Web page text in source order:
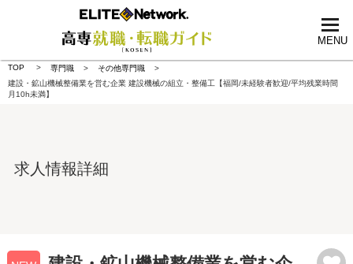
MENU
TOP 専門職
その他専門職
建設・鉱山機械整備業を営む企業 建設機械の組立・整備工【福岡/未経験者歓迎/平均残業時間
月10h未満】
求人情報詳細